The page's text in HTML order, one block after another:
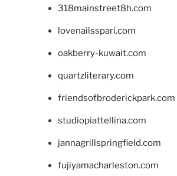
318mainstreet8h.com
lovenailsspari.com
oakberry-kuwait.com
quartzliterary.com
friendsofbroderickpark.com
studiopiattellina.com
jannagrillspringfield.com
fujiyamacharleston.com